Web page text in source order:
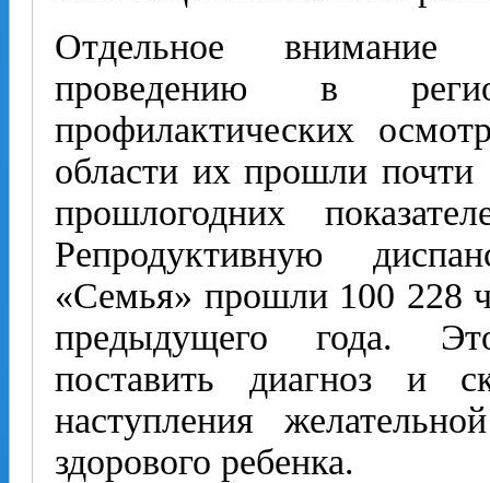
Отдельное
проведению в
профилактических
области их прошли
прошлогодних
Репродуктивную
«Семья» прошли 100 228
предыдущего года.
поставить диагноз и
наступления
здорового ребенка.